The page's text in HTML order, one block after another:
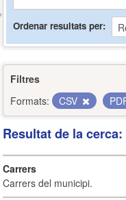
Ordenar resultats per
Filtres
Formats:
CSV
Resultat de la
Carrers
Carrers del municipi.